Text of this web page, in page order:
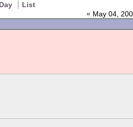
Day
List
« May 04,